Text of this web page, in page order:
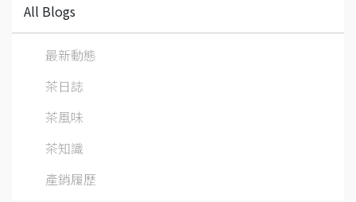
All Blogs
最新動態
茶日誌
茶風味
茶知識
產銷履歷